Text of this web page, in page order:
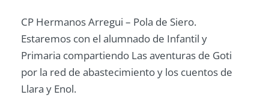
CP Hermanos Arregui – Pola de Siero.
Estaremos con el alumnado de Infantil y
Primaria compartiendo Las aventuras de Goti
por la red de abastecimiento y los cuentos de
Llara y Enol.